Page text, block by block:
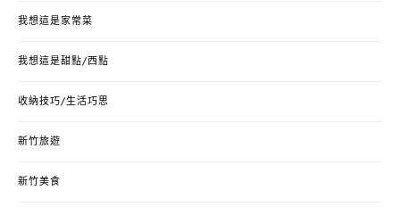
我想這是家常菜
我想這是甜點/西點
收納技巧/生活巧思
新竹旅遊
新竹美食